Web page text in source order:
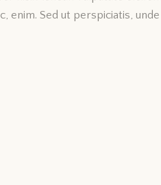
enim. Sed ut perspiciatis,